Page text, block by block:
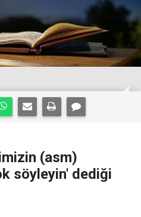
(asm)
söyleyin' dediği